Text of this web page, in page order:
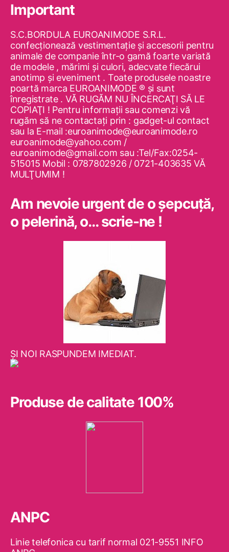
Important
S.C.BORDULA EUROANIMODE S.R.L.
confecţionează vestimentaţie şi accesorii pentru
animale de companie într-o gamă foarte variată
de modele , mărimi şi culori, adecvate fiecărui
anotimp şi eveniment . Toate produsele noastre
poartă marca EUROANIMODE ® şi sunt
înregistrate . VĂ RUGĂM NU ÎNCERCAŢI SĂ LE
COPIAŢI ! Pentru informaţii sau comenzi vă
rugăm să ne contactaţi prin : gadget-ul contact
sau la E-mail :euroanimode@euroanimode.ro
euroanimode@yahoo.com /
euroanimode@gmail.com sau :Tel/Fax:0254-
515015 Mobil : 0787802926 / 0721-403635 VĂ
MULŢUMIM !
Am nevoie urgent de o şepcuţă,
o pelerină, o… scrie-ne !
ŞI NOI RASPUNDEM IMEDIAT.
Produse de calitate 100%
ANPC
Linie telefonica cu tarif normal 021-9551 INFO